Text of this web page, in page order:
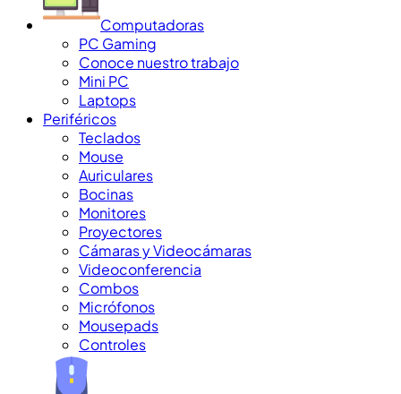
Computadoras
PC Gaming
Conoce nuestro trabajo
Mini PC
Laptops
Periféricos
Teclados
Mouse
Auriculares
Bocinas
Monitores
Proyectores
Cámaras y Videocámaras
Videoconferencia
Combos
Micrófonos
Mousepads
Controles